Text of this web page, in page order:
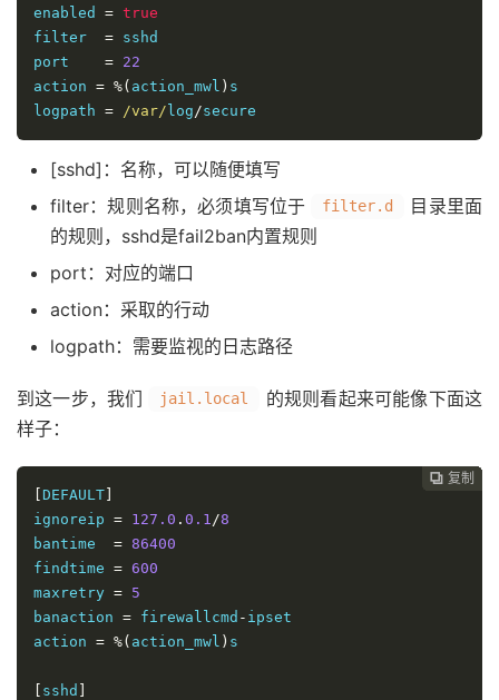
enabled = true
filter = sshd
port = 22
action = %( action_mwl ) s
logpath = /var/log /secure
[sshd]：名称，可以随便填写
filter：规则名称，必须填写位于
filter.d
目录里面
的规则，sshd是fail2ban内置规则
port：对应的端口
action：采取的行动
logpath：需要监视的日志路径
到这一步，我们 jail.local
的规则看起来可能像下面这
样子：
 复制
 复制
 复制
 复制
 复制
 复制
 复制
 复制
[DEFAULT]
ignoreip = 127.0 . 0.1 /8
bantime = 86400
findtime = 600
maxretry = 5
banaction = firewallcmd - ipset
action = %( action_mwl ) s
[ sshd ]